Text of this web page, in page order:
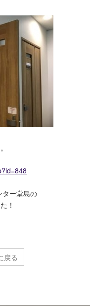
ター堂島の
！
戻る